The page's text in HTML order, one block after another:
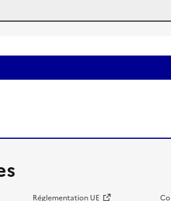
Réglementation UE